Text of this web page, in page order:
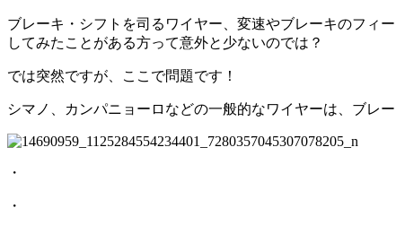
ブレーキ・シフトを司るワイヤー、変速やブレーキのフィ
してみたことがある方って意外と少ないのでは？
では突然ですが、ここで問題です！
シマノ、カンパニョーロなどの一般的なワイヤーは、ブレ
・
・